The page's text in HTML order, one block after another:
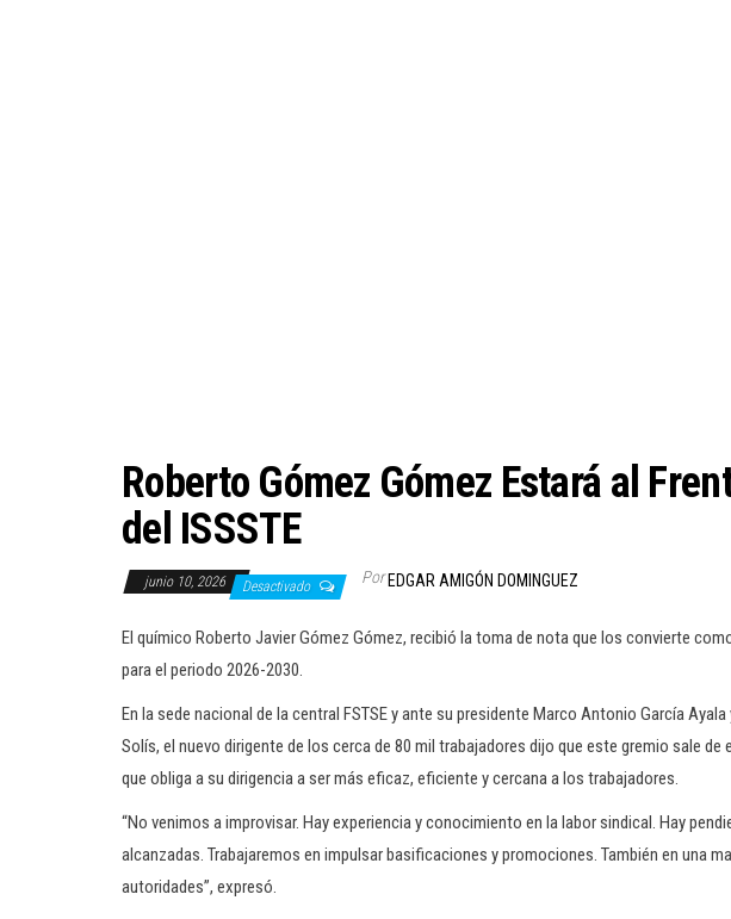
Roberto Gómez Gómez Estará al
del ISSSTE
junio 10, 2026 Desactivado Por EDGAR AMIGÓN DOMINGUEZ
El químico Roberto Javier Gómez Gómez, recibió la toma de nota que los convierte
para el periodo 2026-2030.
En la sede nacional de la central FSTSE y ante su presidente Marco Antonio García
Solís, el nuevo dirigente de los cerca de 80 mil trabajadores dijo que este gremio sale
que obliga a su dirigencia a ser más eficaz, eficiente y cercana a los trabajadores.
“No venimos a improvisar. Hay experiencia y conocimiento en la labor sindical. Hay
alcanzadas. Trabajaremos en impulsar basificaciones y promociones. También en una
autoridades”, expresó.